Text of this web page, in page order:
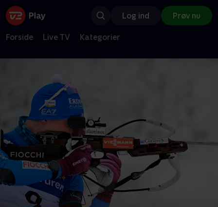
Log ind Prøv nu
Forside Live TV Kategorier